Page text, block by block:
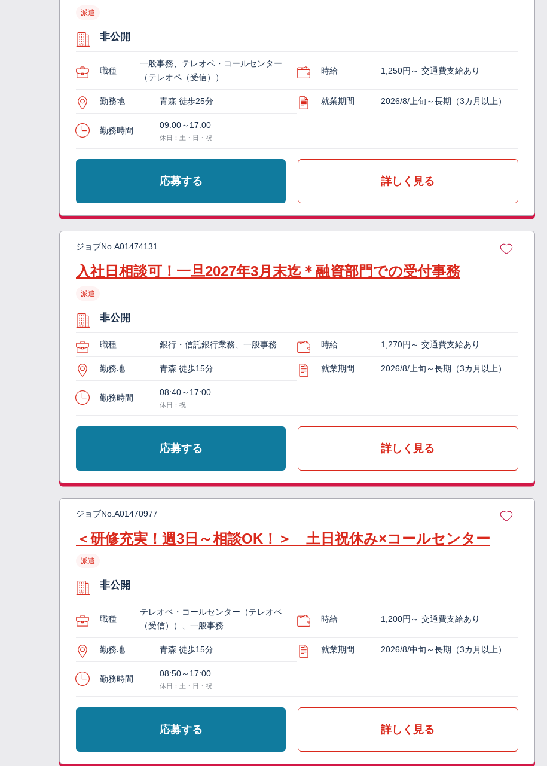
派遣
非公開
職種
一般事務、テレオペ・コールセンター
（テレオペ（受信））
時給 1,250円～ 交通費支給あり
勤務地 青森 徒歩25分 就業期間 2026/8/上旬～長期（3カ月以上）
勤務時間
09:00～17:00
休日：土・日・祝
応募する 詳しく見る
ジョブNo. A01474131
入社日相談可！一旦2027年3月末迄＊融資部門での受付事務
派遣
非公開
職種 銀行・信託銀行業務、一般事務 時給 1,270円～ 交通費支給あり
勤務地 青森 徒歩15分 就業期間 2026/8/上旬～長期（3カ月以上）
勤務時間
08:40～17:00
休日：祝
応募する 詳しく見る
ジョブNo. A01470977
＜研修充実！週3日～相談OK！＞ 土日祝休み×コールセンター
派遣
非公開
職種
テレオペ・コールセンター（テレオペ
（受信））、一般事務
時給 1,200円～ 交通費支給あり
勤務地 青森 徒歩15分 就業期間 2026/8/中旬～長期（3カ月以上）
勤務時間
08:50～17:00
休日：土・日・祝
応募する 詳しく見る